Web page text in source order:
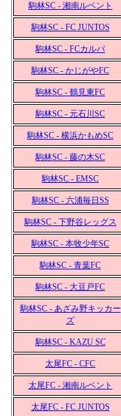
駒林SC - 湘南ルベント
駒林SC - FC JUNTOS
駒林SC - FCカルパ
駒林SC - かじがやFC
駒林SC - 鶴見東FC
駒林SC - 元石川SC
駒林SC - 横浜かもめSC
駒林SC - 藤の木SC
駒林SC - EMSC
駒林SC - 六浦毎日SS
駒林SC - 下野谷レッグス
駒林SC - 本牧少年SC
駒林SC - 青葉FC
駒林SC - 大豆戸FC
駒林SC - あざみ野キッカー
ズ
駒林SC - KAZU SC
太尾FC - CFC
太尾FC - 湘南ルベント
太尾FC - FC JUNTOS